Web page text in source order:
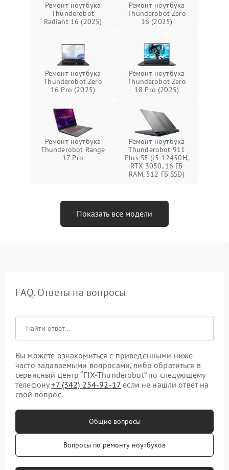
Ремонт ноутбука
Thunderobot
Radiant 16 (2025)
Ремонт ноутбука
Thunderobot Zero
16 (2025)
Ремонт ноутбука
Thunderobot Zero
16 Pro (2025)
Ремонт ноутбука
Thunderobot Zero
18 Pro (2025)
Ремонт ноутбука
Thunderobot Range
17 Pro
Ремонт ноутбука
Thunderobot 911
Plus SE (i5-12450H,
RTX 3050, 16 ГБ
RAM, 512 ГБ SSD)
Показать все модели
FAQ. Ответы на вопросы
Вы можете ознакомиться с приведенными ниже
часто задаваемыми вопросами, либо обратиться в
сервисный центр “FIX-Thunderobot” по следующему
телефону+7 (342) 254-92-17 если не нашли ответ на
свой вопрос.
Общие вопросы
Вопросы по ремонту ноутбуков